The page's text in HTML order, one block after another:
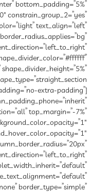
bottom_padding=”5%”
constrain_group_2=”yes”
text_align=”left”
extra-padding”
top_margin=”-7%”
border_type=”simple”